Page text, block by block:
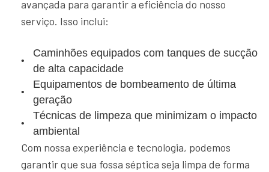
avançada para garantir a eficiência do nosso
serviço. Isso inclui:
Caminhões equipados com tanques de sucção
de alta capacidade
Equipamentos de bombeamento de última
geração
Técnicas de limpeza que minimizam o impacto
ambiental
Com nossa experiência e tecnologia, podemos
garantir que sua fossa séptica seja limpa de forma